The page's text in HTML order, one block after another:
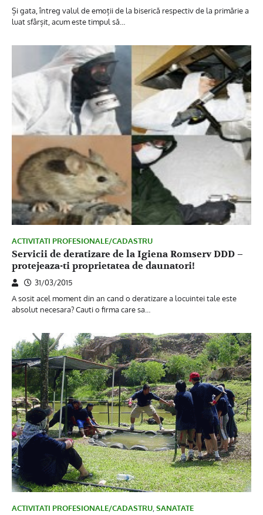
Și gata, întreg valul de emoții de la biserică respectiv de la primărie a
luat sfârșit, acum este timpul să…
ACTIVITATI PROFESIONALE/CADASTRU
Servicii de deratizare de la Igiena Romserv DDD –
protejeaza-ti proprietatea de daunatori!
31/03/2015
A sosit acel moment din an cand o deratizare a locuintei tale este
absolut necesara? Cauti o firma care sa…
ACTIVITATI PROFESIONALE/CADASTRU SANATATE